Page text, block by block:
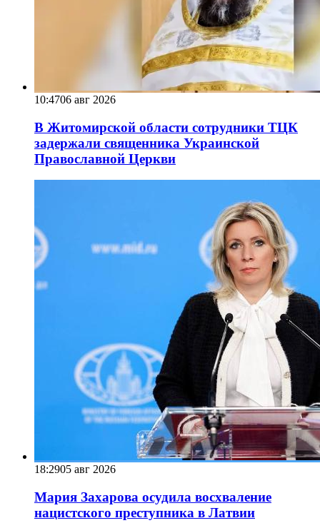
10:4706 авг 2026
В Житомирской области сотрудники ТЦК
задержали священника Украинской
Православной Церкви
18:2905 авг 2026
Мария Захарова осудила восхваление
нацистского преступника в Латвии